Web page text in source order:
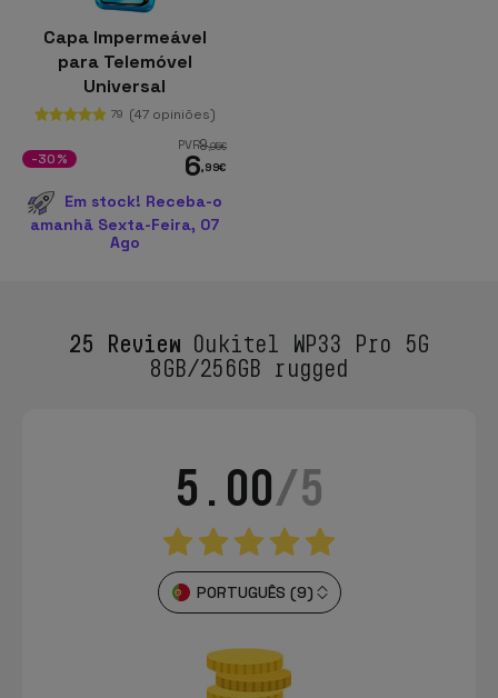
Capa Impermeável
para Telemóvel
Universal
79 (47 opiniões)
PVR9,95€
6,99€
-30%
Em stock! Receba-o
amanhã Sexta-Feira, 07
Ago
25 ReviewOukitel WP33 Pro 5G
8GB/256GB rugged
5.00/5
PORTUGUÊS (9)